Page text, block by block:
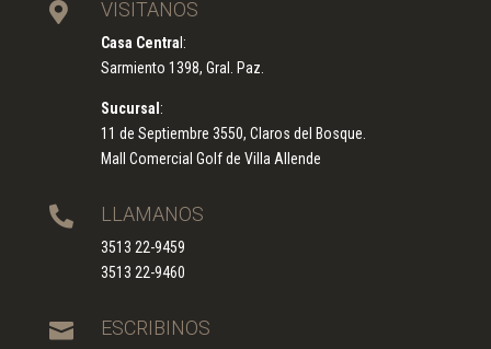
 VISITANOS
Casa Centra l:
Sarmiento 1398, Gral. Paz.
Sucursal :
11 de Septiembre 3550, Claros del Bosque.
Mall Comercial Golf de Villa Allende
 LLAMANOS
3513 22-9459
3513 22-9460
 ESCRIBINOS